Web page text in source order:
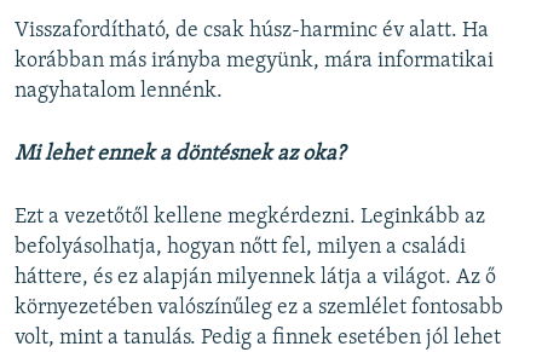
Visszafordítható, de csak húsz-harminc év alatt. Ha
korábban más irányba megyünk, mára informatikai
nagyhatalom lennénk.
Mi lehet ennek a döntésnek az oka?
Ezt a vezetőtől kellene megkérdezni. Leginkább az
befolyásolhatja, hogyan nőtt fel, milyen a családi
háttere, és ez alapján milyennek látja a világot. Az ő
környezetében valószínűleg ez a szemlélet fontosabb
volt, mint a tanulás. Pedig a finnek esetében jól lehet